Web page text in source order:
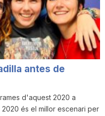
antes de
d'aquest 2020 a
és el millor escenari per